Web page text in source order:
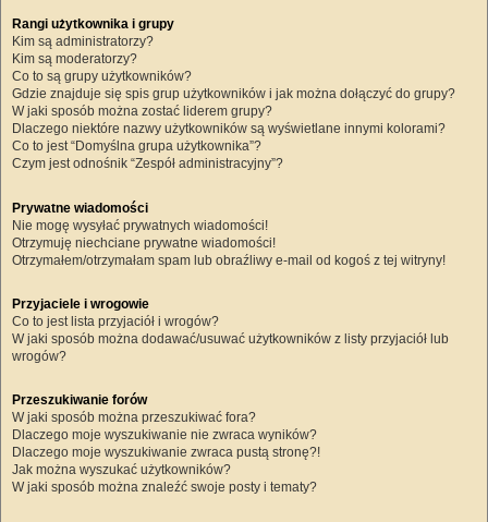
Rangi użytkownika i grupy
Kim są administratorzy?
Kim są moderatorzy?
Co to są grupy użytkowników?
Gdzie znajduje się spis grup użytkowników i jak można dołączyć do grupy?
W jaki sposób można zostać liderem grupy?
Dlaczego niektóre nazwy użytkowników są wyświetlane innymi kolorami?
Co to jest “Domyślna grupa użytkownika”?
Czym jest odnośnik “Zespół administracyjny”?
Prywatne wiadomości
Nie mogę wysyłać prywatnych wiadomości!
Otrzymuję niechciane prywatne wiadomości!
Otrzymałem/otrzymałam spam lub obraźliwy e-mail od kogoś z tej witryny!
Przyjaciele i wrogowie
Co to jest lista przyjaciół i wrogów?
W jaki sposób można dodawać/usuwać użytkowników z listy przyjaciół lub
wrogów?
Przeszukiwanie forów
W jaki sposób można przeszukiwać fora?
Dlaczego moje wyszukiwanie nie zwraca wyników?
Dlaczego moje wyszukiwanie zwraca pustą stronę?!
Jak można wyszukać użytkowników?
W jaki sposób można znaleźć swoje posty i tematy?